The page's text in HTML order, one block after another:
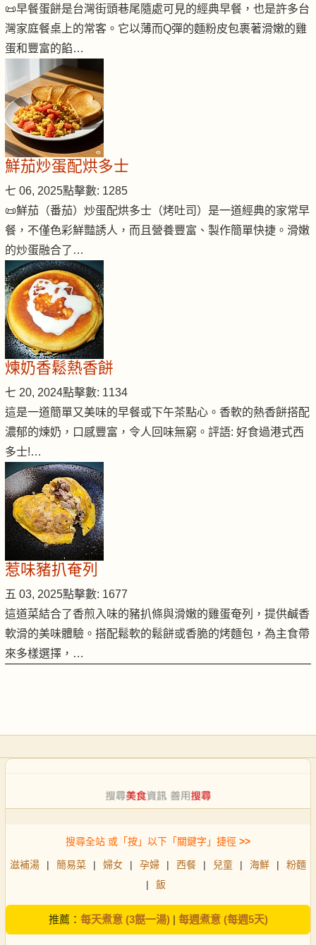
📜早餐蛋餅是台灣街頭巷尾隨處可見的經典早餐，也是許多台
灣家庭餐桌上的常客。它以薄而Q彈的麵粉皮包裹著滑嫩的雞
蛋和豐富的餡…
鮮茄炒蛋配烘多士
七 06, 2025點擊數: 1285
📜鮮茄（番茄）炒蛋配烘多士（烤吐司）是一道經典的家常早
餐，不僅色彩鮮豔誘人，而且營養豐富、製作簡單快捷。滑嫩
的炒蛋融合了…
煉奶香鬆熱香餅
七 20, 2024點擊數: 1134
這是一道簡單又美味的早餐或下午茶點心。香軟的熱香餅搭配
濃郁的煉奶，口感豐富，令人回味無窮。評語: 好食過港式西
多士!…
惹味豬扒奄列
五 03, 2025點擊數: 1677
這道菜結合了香煎入味的豬扒條與滑嫩的雞蛋奄列，提供鹹香
軟滑的美味體驗。搭配鬆軟的鬆餅或香脆的烤麵包，為主食帶
來多樣選擇，…
搜尋全站 或「按」以下「關鍵字」捷徑 >>
滋補湯 | 簡易菜 | 婦女 | 孕婦 | 西餐 | 兒童 | 海鮮 |
粉麵
|
飯
推薦： 每天煮意 (3餸一湯)| 每週煮意 (每週5天)